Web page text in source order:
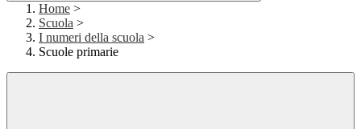
Home >
Scuola >
I numeri della scuola >
Scuole primarie